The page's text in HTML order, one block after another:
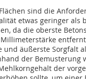
sind die
etwas geringer als
da die oberste
und äußerste Sorgfalt
der Bemusterung
der